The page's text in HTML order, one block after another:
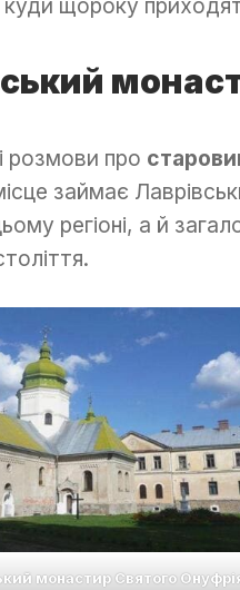
щороку
розмови про
займає
регіоні, а й
монастир Святого